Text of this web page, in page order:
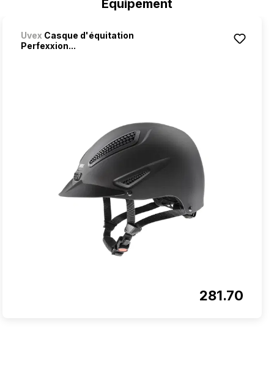
Equipement
Uvex Casque d'équitation
Perfexxion...
281.70